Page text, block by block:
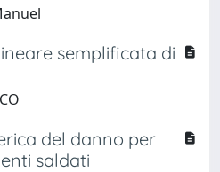
semplificata di
del danno per
saldati